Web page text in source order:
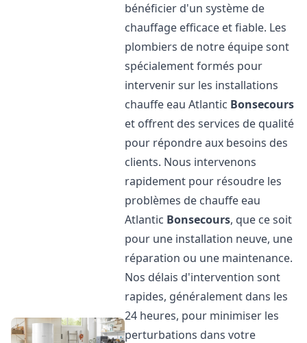
bénéficier d'un système de
chauffage efficace et fiable. Les
plombiers de notre équipe sont
spécialement formés pour
intervenir sur les installations
chauffe eau Atlantic Bonsecours
et offrent des services de qualité
pour répondre aux besoins des
clients. Nous intervenons
rapidement pour résoudre les
problèmes de chauffe eau
Atlantic Bonsecours, que ce soit
pour une installation neuve, une
réparation ou une maintenance.
Nos délais d'intervention sont
rapides, généralement dans les
24 heures, pour minimiser les
perturbations dans votre